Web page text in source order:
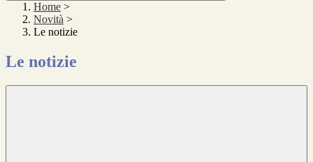
Home >
Novità >
Le notizie
Le notizie